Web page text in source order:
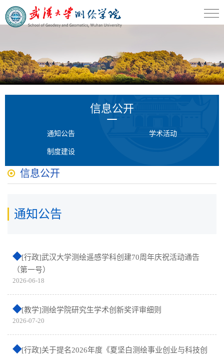
信息公开
通知公告 学术活动
制度建设
信息公开
通知公告
[行政]武汉大学测绘遥感学科创建70周年庆祝活动通告
（第一号）
2026-06-18
[教学]测绘学院研究生学术创新奖评审细则
2026-07-20
[行政]关于提名2026年度《夏坚白测绘事业创业与科技创